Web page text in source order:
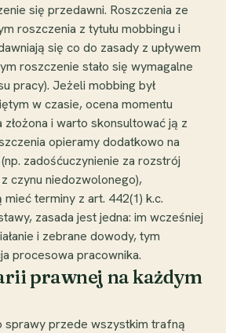
się przedawni. Roszczenia ze
roszczenia z tytułu mobbingu i
się co do zasady z upływem
roszczenie stało się wymagalne
pracy). Jeżeli mobbing był
w czasie, ocena momentu
i warto skonsultować ją z
opieramy dodatkowo na
zadośćuczynienie za rozstrój
czynu niedozwolonego),
terminy z art. 442(1) k.c.
zasada jest jedna: im wcześniej
i zebrane dowody, tym
procesowa pracownika.
prawnej na każdym
sprawy przede wszystkim trafną